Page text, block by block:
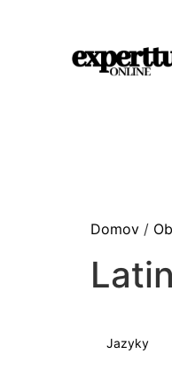
Domov /
Jazyky